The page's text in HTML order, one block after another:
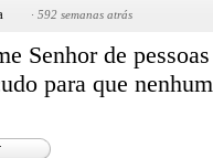
· 592 semanas atrás
Senhor de
para que